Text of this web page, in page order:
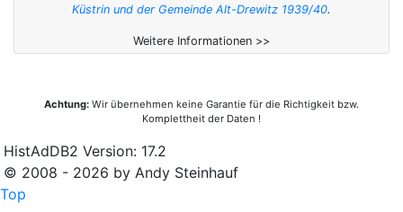
Küstrin und der Gemeinde Alt-Drewitz 1939/40.
Weitere Informationen >>
Achtung: Wir übernehmen keine Garantie für die Richtigkeit bzw.
Komplettheit der Daten !
HistAdDB2 Version: 17.2
© 2008 - 2026 by Andy Steinhauf
Top